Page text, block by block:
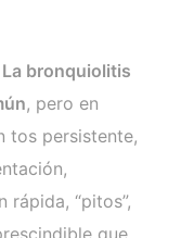
La bronquiolitis
, pero en
tos persistente,
“pitos”,
que